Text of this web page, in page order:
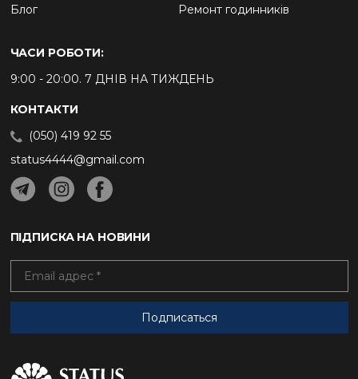
Блог
Ремонт годинників
ЧАСИ РОБОТИ:
9:00 - 20:00. 7 ДНІВ НА ТИЖДЕНЬ
КОНТАКТИ
(050) 419 92 55
status4444@gmail.com
ПІДПИСКА НА НОВИНИ